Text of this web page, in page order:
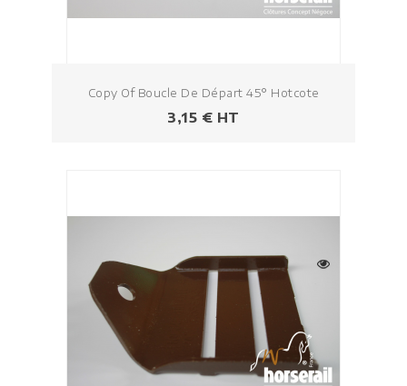
Copy Of Boucle De Départ 45° Hotcote
Prezzo
3,15 € HT